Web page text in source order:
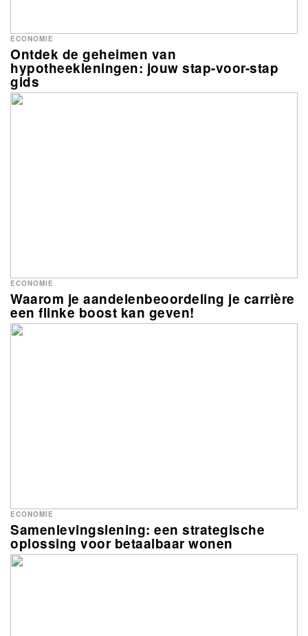
Ontdek de geheimen van
hypotheekleningen: jouw stap-voor-stap
gids
ECONOMIE
Waarom je aandelenbeoordeling je carrière
een flinke boost kan geven!
ECONOMIE
Samenlevingslening: een strategische
oplossing voor betaalbaar wonen
ECONOMIE